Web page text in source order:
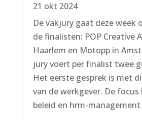
21 okt 2024
De vakjury gaat deze week
de finalisten: POP Creative
Haarlem en Motopp in
jury voert per finalist twee
Het eerste gesprek is met
van de werkgever. De
beleid en hrm-management